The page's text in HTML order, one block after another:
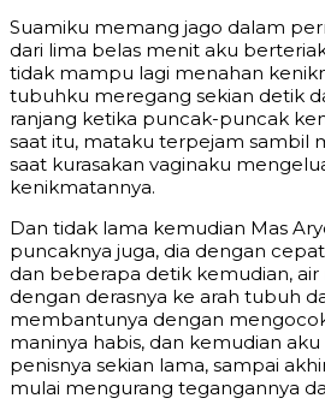
Suamiku memang jago dalam
dari lima belas menit aku
tidak mampu lagi menahan
tubuhku meregang sekian detik
ranjang ketika puncak-puncak
saat itu, mataku terpejam sambil
saat kurasakan vaginaku
kenikmatannya.
Dan tidak lama kemudian Mas
puncaknya juga, dia dengan
dan beberapa detik kemudian,
dengan derasnya ke arah tubuh
membantunya dengan
maninya habis, dan kemudian
penisnya sekian lama, sampai
mulai mengurang tegangannya